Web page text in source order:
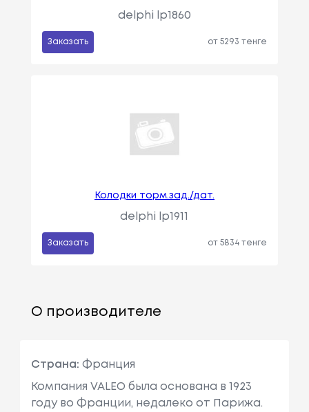
delphi lp1860
Заказать от 5293 тенге
Колодки торм.зад./дат.
delphi lp1911
Заказать от 5834 тенге
О производителе
Страна: Франция
Компания VALEO была основана в 1923
году во Франции, недалеко от Парижа.